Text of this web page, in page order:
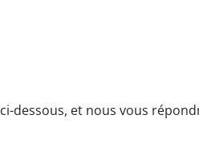
dessous, et nous vous